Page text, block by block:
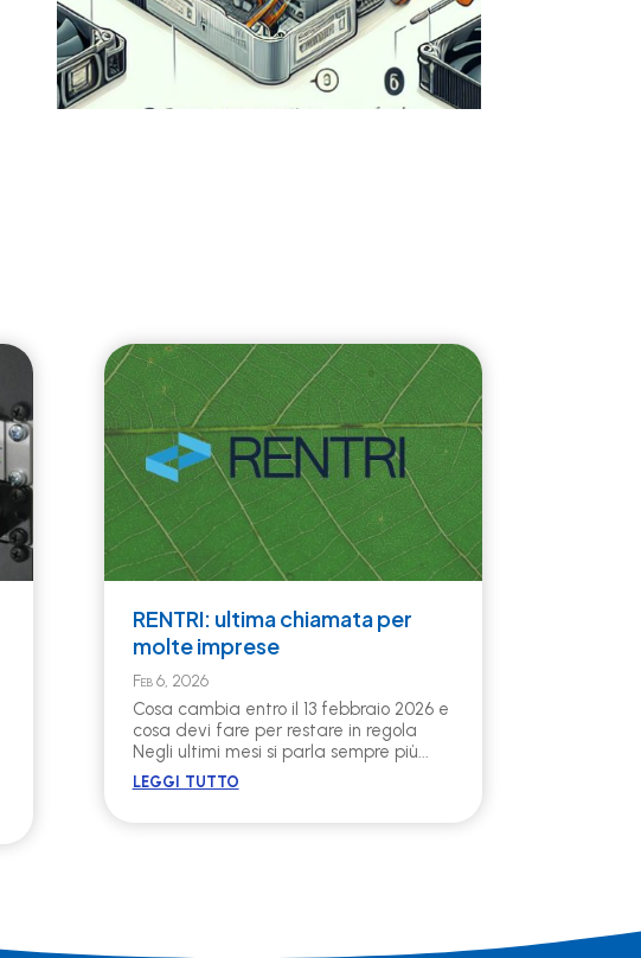
RENTRI: ultima chiamata per
molte imprese
Feb 6, 2026
Cosa cambia entro il 13 febbraio 2026 e
cosa devi fare per restare in regola
Negli ultimi mesi si parla sempre più...
leggi tutto